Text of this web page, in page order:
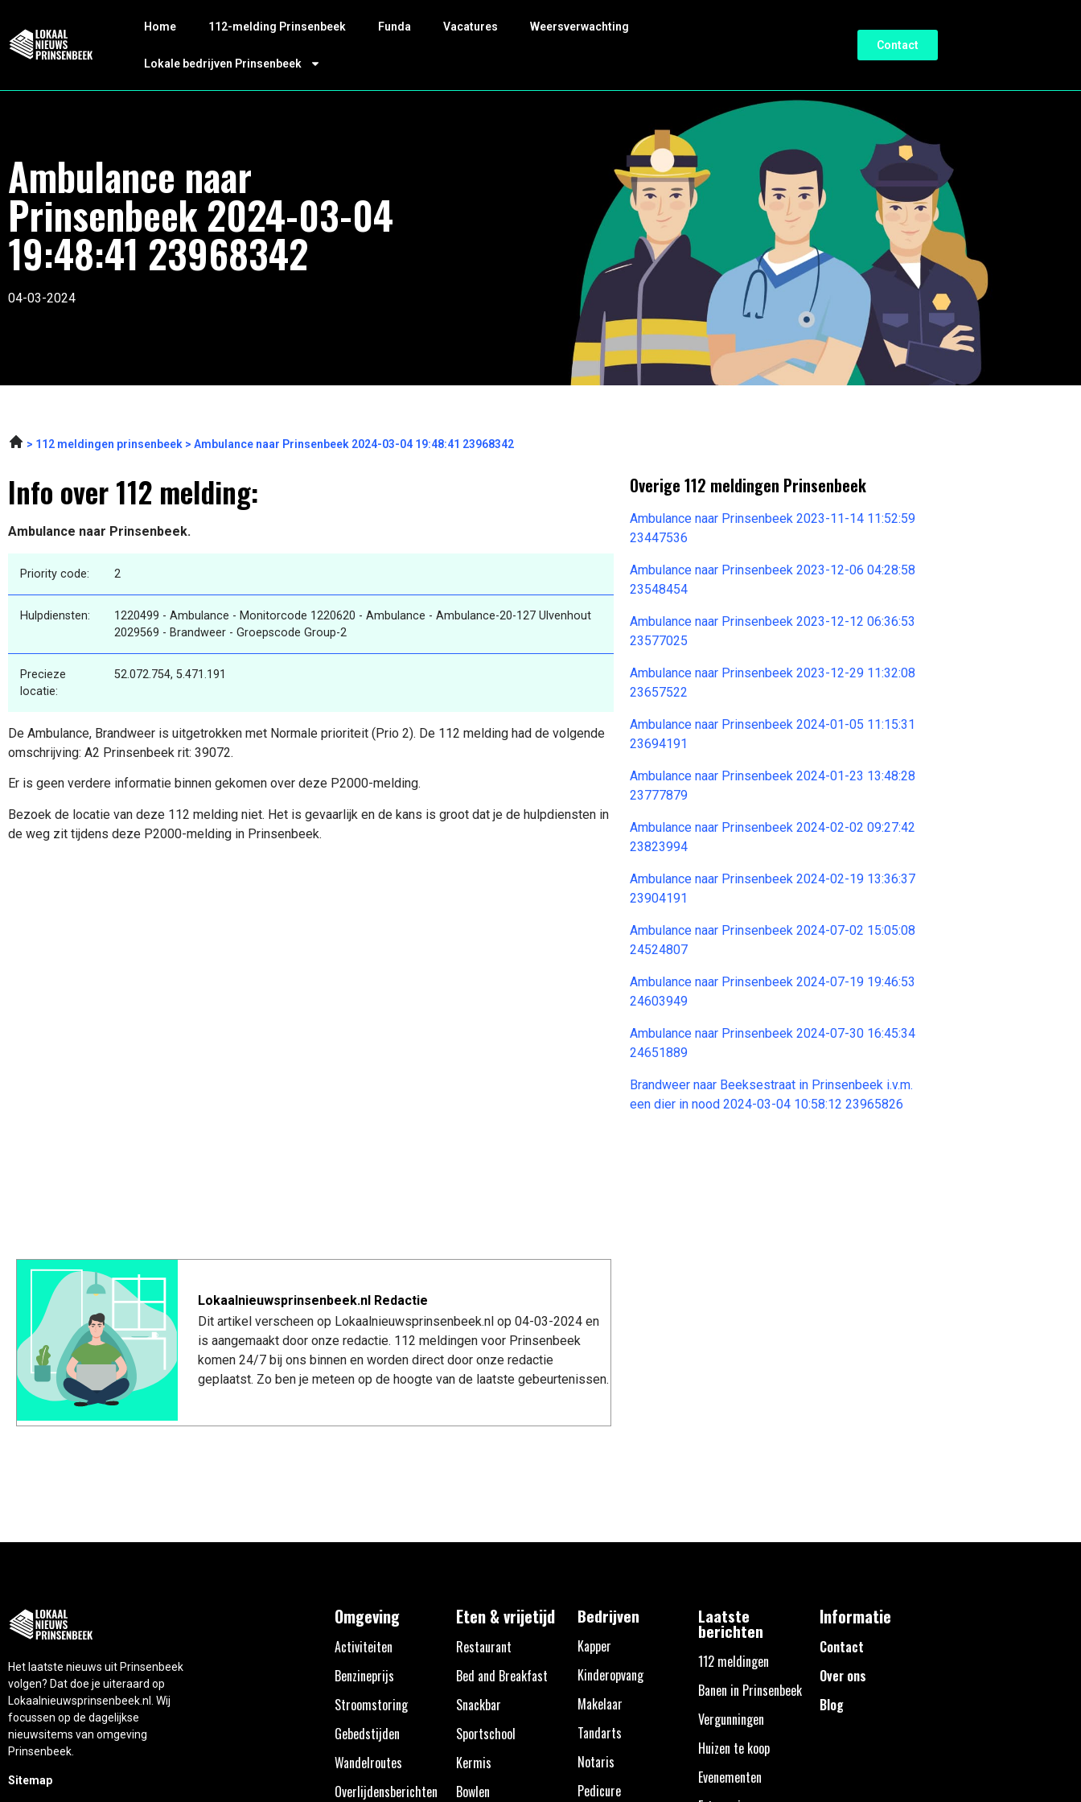
Home 112-melding Prinsenbeek Funda Vacatures Weersverwachting
Lokale bedrijven Prinsenbeek
Contact
Ambulance naar
Prinsenbeek 2024-03-04
19:48:41 23968342
04-03-2024
112 meldingen prinsenbeek Ambulance naar Prinsenbeek 2024-03-04 19:48:41 23968342
Info over 112 melding:
Ambulance naar Prinsenbeek.
Priority code: 2
Hulpdiensten:
1220499 - Ambulance - Monitorcode 1220620 - Ambulance - Ambulance-20-127 Ulvenhout
2029569 - Brandweer - Groepscode Group-2
Precieze
locatie:
52.072.754, 5.471.191
De Ambulance, Brandweer is uitgetrokken met Normale prioriteit (Prio 2). De 112 melding had de volgende
omschrijving: A2 Prinsenbeek rit: 39072.
Er is geen verdere informatie binnen gekomen over deze P2000-melding.
Bezoek de locatie van deze 112 melding niet. Het is gevaarlijk en de kans is groot dat je de hulpdiensten in
de weg zit tijdens deze P2000-melding in Prinsenbeek.
Overige 112 meldingen Prinsenbeek
Ambulance naar Prinsenbeek 2023-11-14 11:52:59
23447536
Ambulance naar Prinsenbeek 2023-12-06 04:28:58
23548454
Ambulance naar Prinsenbeek 2023-12-12 06:36:53
23577025
Ambulance naar Prinsenbeek 2023-12-29 11:32:08
23657522
Ambulance naar Prinsenbeek 2024-01-05 11:15:31
23694191
Ambulance naar Prinsenbeek 2024-01-23 13:48:28
23777879
Ambulance naar Prinsenbeek 2024-02-02 09:27:42
23823994
Ambulance naar Prinsenbeek 2024-02-19 13:36:37
23904191
Ambulance naar Prinsenbeek 2024-07-02 15:05:08
24524807
Ambulance naar Prinsenbeek 2024-07-19 19:46:53
24603949
Ambulance naar Prinsenbeek 2024-07-30 16:45:34
24651889
Brandweer naar Beeksestraat in Prinsenbeek i.v.m.
een dier in nood 2024-03-04 10:58:12 23965826
Lokaalnieuwsprinsenbeek.nl Redactie
Dit artikel verscheen op Lokaalnieuwsprinsenbeek.nl op 04-03-2024 en
is aangemaakt door onze redactie. 112 meldingen voor Prinsenbeek
komen 24/7 bij ons binnen en worden direct door onze redactie
geplaatst. Zo ben je meteen op de hoogte van de laatste gebeurtenissen.
Het laatste nieuws uit Prinsenbeek
volgen? Dat doe je uiteraard op
Lokaalnieuwsprinsenbeek.nl. Wij
focussen op de dagelijkse
nieuwsitems van omgeving
Prinsenbeek.
Sitemap
Omgeving
Activiteiten
Benzineprijs
Stroomstoring
Gebedstijden
Wandelroutes
Overlijdensberichten
Eten & vrijetijd
Restaurant
Bed and Breakfast
Snackbar
Sportschool
Kermis
Bowlen
Bedrijven
Kapper
Kinderopvang
Makelaar
Tandarts
Notaris
Pedicure
Laatste
berichten
112 meldingen
Banen in Prinsenbeek
Vergunningen
Huizen te koop
Evenementen
Informatie
Contact
Over ons
Blog